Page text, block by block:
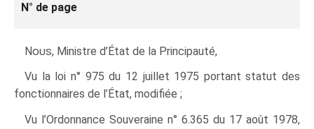
N° de page
Nous, Ministre d’État de la Principauté,
Vu la loi n° 975 du 12 juillet 1975 portant statut des
fonctionnaires de l’État, modifiée ;
Vu l’Ordonnance Souveraine n° 6.365 du 17 août 1978,